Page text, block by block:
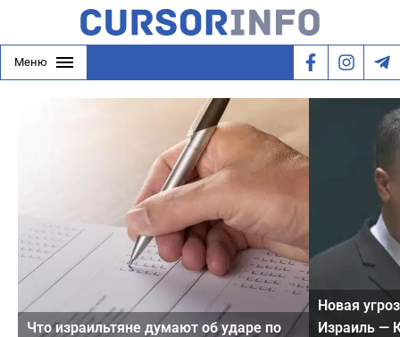
Меню
Что израильтяне думают об ударе по
Новая
Израиль —